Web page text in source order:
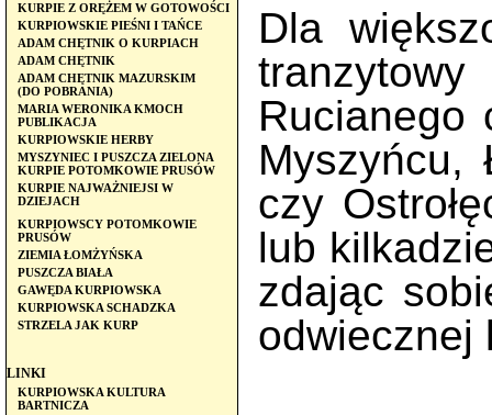
KURPIE Z ORĘŻEM W GOTOWOŚCI
KURPIOWSKIE PIEŚNI I TAŃCE
ADAM CHĘTNIK O KURPIACH
ADAM CHĘTNIK
ADAM CHĘTNIK MAZURSKIM
(DO POBRANIA)
MARIA WERONIKA KMOCH
PUBLIKACJA
KURPIOWSKIE HERBY
MYSZYNIEC I PUSZCZA ZIELONA
KURPIE POTOMKOWIE PRUSÓW
KURPIE NAJWAŻNIEJSI W
DZIEJACH
KURPIOWSCY POTOMKOWIE
PRUSÓW
ZIEMIA ŁOMŻYŃSKA
PUSZCZA BIAŁA
GAWĘDA KURPIOWSKA
KURPIOWSKA SCHADZKA
STRZELA JAK KURP
LINKI
KURPIOWSKA KULTURA
BARTNICZA
Dla
Rucianego
Myszyńcu,
czy
lub
zdając
odwiecznej